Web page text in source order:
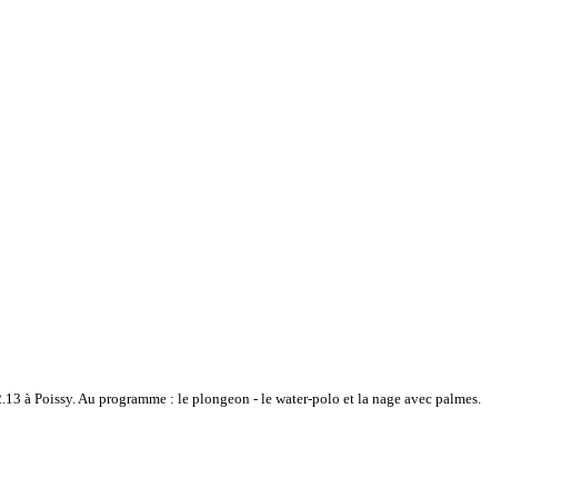
à Poissy. Au programme : le plongeon - le water-polo et la nage avec palmes.